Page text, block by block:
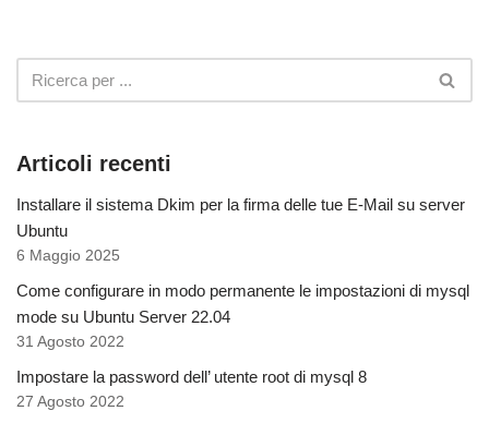
Articoli recenti
Installare il sistema Dkim per la firma delle tue E-Mail su server
Ubuntu
6 Maggio 2025
Come configurare in modo permanente le impostazioni di mysql
mode su Ubuntu Server 22.04
31 Agosto 2022
Impostare la password dell’ utente root di mysql 8
27 Agosto 2022